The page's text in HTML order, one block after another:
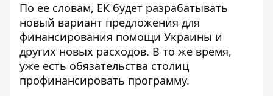
По ее словам, ЕК будет разрабатывать
новый вариант предложения для
финансирования помощи Украины и
других новых расходов. В то же время,
уже есть обязательства столиц
профинансировать программу.